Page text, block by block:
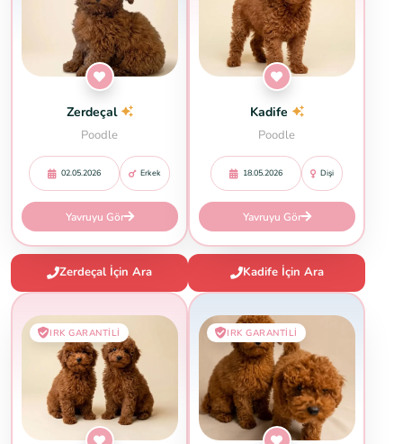
Zerdeçal
Poodle
02.05.2026 Erkek
Yavruyu Gör
Zerdeçal İçin Ara
Kadife
Poodle
18.05.2026 Dişi
Yavruyu Gör
Kadife İçin Ara
IRK GARANTILI IRK GARANTILI